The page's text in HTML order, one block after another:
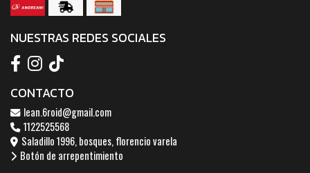
NUESTRAS REDES SOCIALES
CONTACTO
lean.6roid@gmail.com
1122525568
Saladillo 1996, bosques, florencio varela
Botón de arrepentimiento